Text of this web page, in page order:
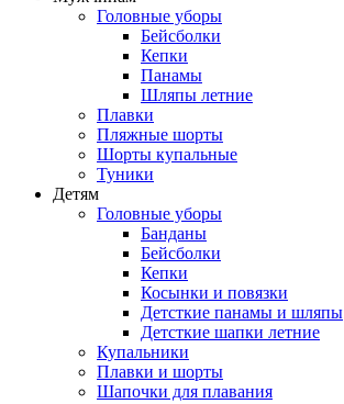
Головные уборы
Бейсболки
Кепки
Панамы
Шляпы летние
Плавки
Пляжные шорты
Шорты купальные
Туники
Детям
Головные уборы
Банданы
Бейсболки
Кепки
Косынки и повязки
Детсткие панамы и шляпы
Детсткие шапки летние
Купальники
Плавки и шорты
Шапочки для плавания